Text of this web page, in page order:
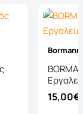
Bormann
15,00€